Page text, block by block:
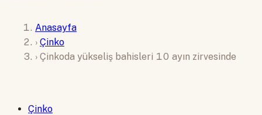
Anasayfa
› Çinko
› Çinkoda yükseliş bahisleri 10 ayın zirvesinde
Çinko